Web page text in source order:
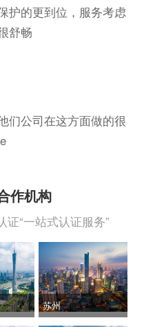
护的更到位，服务考虑
舒畅
们公司在这方面做的很
作机构
“一站式认证服务”
苏州